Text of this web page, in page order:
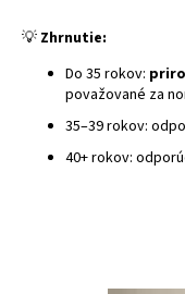
💡 Zhrnutie:
Do 35 rokov:
považované za
35–39 rokov:
40+ rokov: